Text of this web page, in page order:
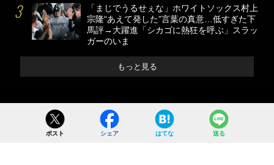
「まじでうるせぇな」ホワイトソックス村上
宗隆“あえて発した”言葉の真意…低すぎた下
馬評→大躍進「シカゴに熱狂を呼ぶ」スラッ
ガーのいま
もっと見る
ポスト シェア はてな 送る